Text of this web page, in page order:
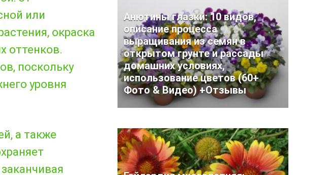
или
окраска
оттенков.
поскольку
уровня
а также
Анютины глазки: 10 видов,
описание процесса
выращивания из семян в
открытом грунте и рассады
домашних условиях,
использование цветов (60+
Фото & Видео) +Отзывы